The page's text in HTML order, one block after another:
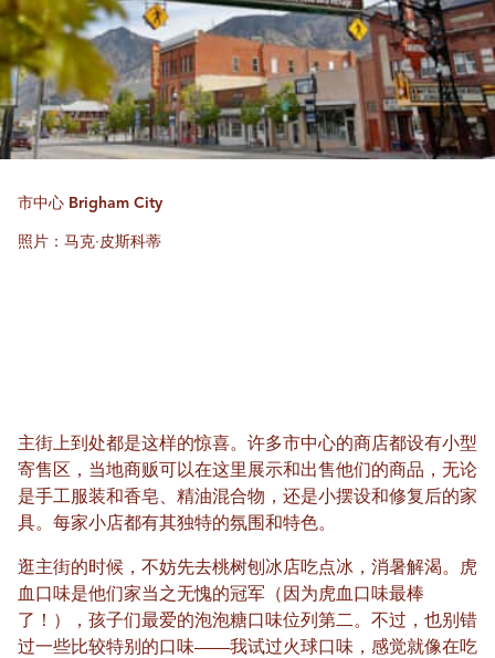
市中心 Brigham City
照片：马克·皮斯科蒂
主街上到处都是这样的惊喜。许多市中心的商店都设有小型
寄售区，当地商贩可以在这里展示和出售他们的商品，无论
是手工服装和香皂、精油混合物，还是小摆设和修复后的家
具。每家小店都有其独特的氛围和特色。
逛主街的时候，不妨先去桃树刨冰店吃点冰，消暑解渴。虎
血口味是他们家当之无愧的冠军（因为虎血口味最棒
了！），孩子们最爱的泡泡糖口味位列第二。不过，也别错
过一些比较特别的口味——我试过火球口味，感觉就像在吃